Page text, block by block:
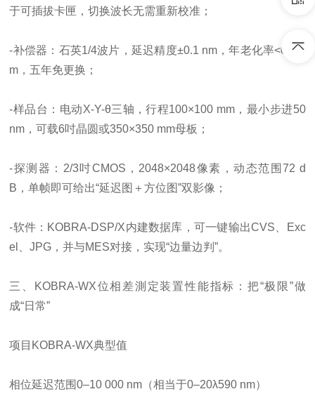
于可插拔卡匣，切换波长无需重新校准；
-补偿器：石英1/4波片，延迟精度±0.1 nm，年老化率<0.2 n
m，五年免更换；
-样品台：电动X-Y-θ三轴，行程100×100 mm，最小步进50
nm，可载6吋晶圆或350×350 mm母板；
-探测器：2/3吋CMOS，2048×2048像素，动态范围72 d
B，单帧即可给出“延迟图＋方位图”双影像；
-软件：KOBRA-DSP/X内建数据库，可一键输出CVS、Exc
el、JPG，并与MES对接，实现“边量边判”。
三、KOBRA-WX位相差測定装置性能指标：把“极限”做
成“日常”
项目KOBRA-WX典型值
相位延迟范围0–10 000 nm（相当于0–20λ590 nm）